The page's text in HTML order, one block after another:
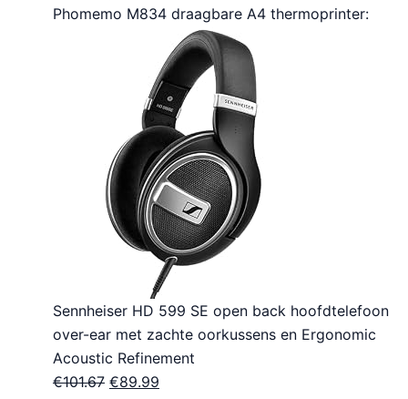
Phomemo M834 draagbare A4 thermoprinter:
Sennheiser HD 599 SE open back hoofdtelefoon
over-ear met zachte oorkussens en Ergonomic
Acoustic Refinement
€101.67 O
€89.99